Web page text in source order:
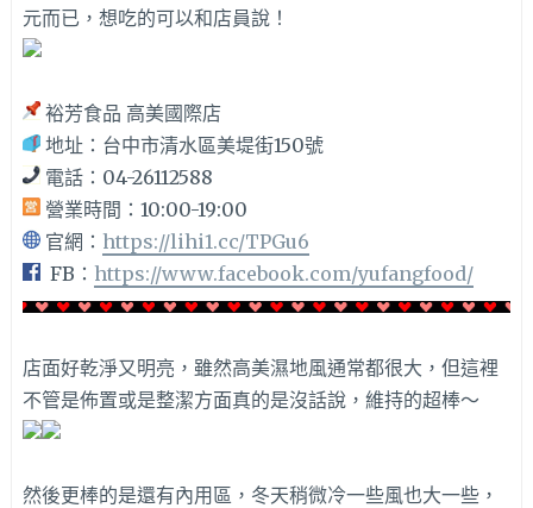
元而已，想吃的可以和店員說！
裕芳食品 高美國際店
地址：台中市清水區美堤街150號
電話：04-26112588
營業時間：10:00-19:00
官網： https://lihi1.cc/TPGu6
FB： https://www.facebook.com/yufangfood/
店面好乾淨又明亮，雖然高美濕地風通常都很大，但這裡
不管是佈置或是整潔方面真的是沒話說，維持的超棒～
然後更棒的是還有內用區，冬天稍微冷一些風也大一些，